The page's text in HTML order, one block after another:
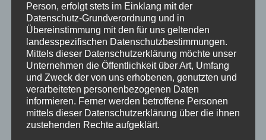
Unterkunft
Ferienhotel
5-Raum-Fewo-3-6P
4-Raum-Fewo 4-6P
4-Raum-Fewo 3-5P
4-Raum-Fewo 4P
3-Raum-Fewo 2-4P
Person, erfolgt stets im Einklang mit der
Datenschutz-Grundverordnung und in
Übereinstimmung mit den für uns geltenden
landesspezifischen Datenschutzbestimmungen.
Mittels dieser Datenschutzerklärung möchte unser
Unternehmen die Öffentlichkeit über Art, Umfang
und Zweck der von uns erhobenen, genutzten und
verarbeiteten personenbezogenen Daten
informieren. Ferner werden betroffene Personen
mittels dieser Datenschutzerklärung über die ihnen
zustehenden Rechte aufgeklärt.